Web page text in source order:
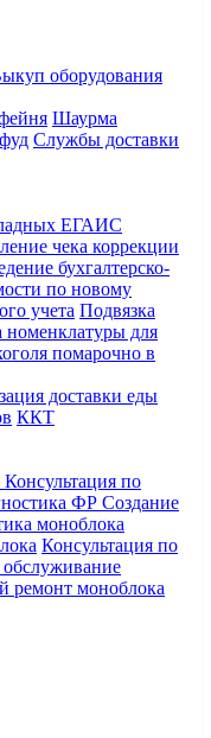
оборудования
Шаурма
Службы доставки
ЕГАИС
чека коррекции
бухгалтерско-
по новому
учета Подвязка
номенклатуры для
помарочно в
доставки еды
ККТ
Консультация по
ФР Создание
моноблока
Консультация по
обслуживание
ремонт моноблока